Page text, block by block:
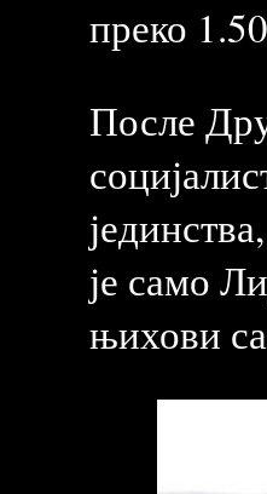
преко
После
је само
њихови